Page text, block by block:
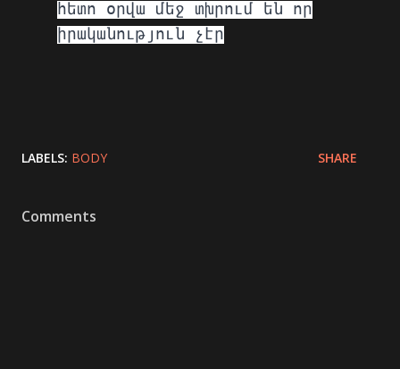
հետո օրվա մեջ տխրում են որ
իրականություն չէր
LABELS: BODY SHARE
Comments